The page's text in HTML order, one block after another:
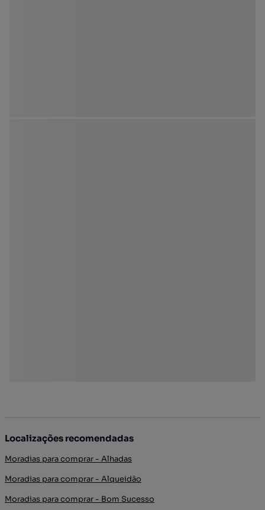
Localizações recomendadas
Moradias para comprar - Alhadas
Moradias para comprar - Alqueidão
Moradias para comprar - Bom Sucesso